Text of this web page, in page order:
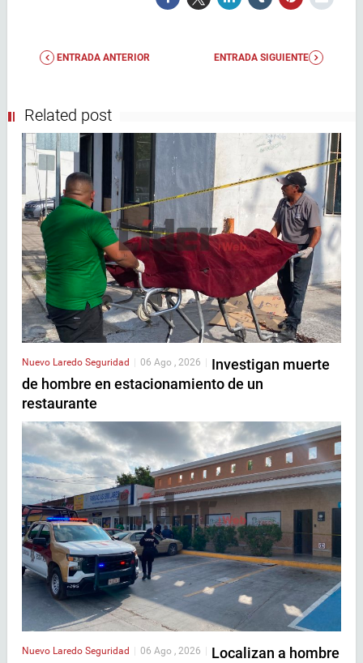
ENTRADA ANTERIOR ENTRADA SIGUIENTE
Related post
Nuevo Laredo Seguridad 06 Ago , 2026
Investigan muerte
de hombre en estacionamiento de un
restaurante
Nuevo Laredo Seguridad 06 Ago , 2026
Localizan a hombre